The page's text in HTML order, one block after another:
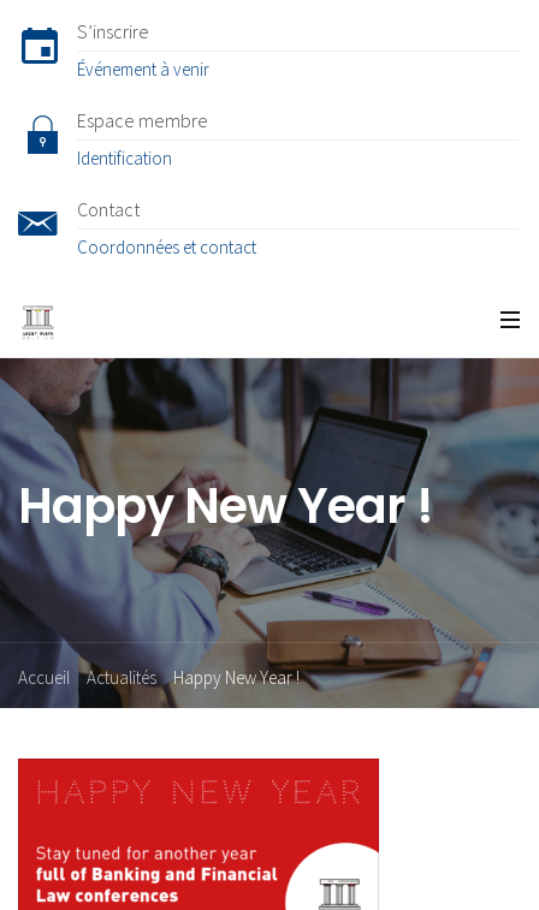
S’inscrire
Événement à venir
Espace membre
Identification
Contact
Coordonnées et contact
Happy New Year !
Accueil Actualités Happy New Year !